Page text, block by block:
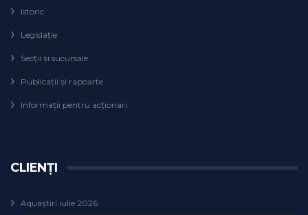
Istoric
Legislaţie
Secţii şi sucursale
Publicații și rapoarte
Informații pentru acționari
CLIENȚI
Aquaștiri iulie 2026